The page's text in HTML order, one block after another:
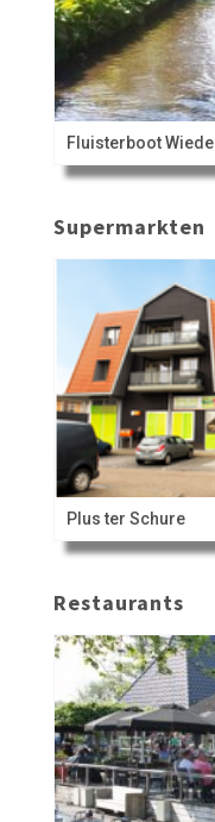
Fluisterboot Wiede
Supermarkten
Plus ter Schure
Restaurants